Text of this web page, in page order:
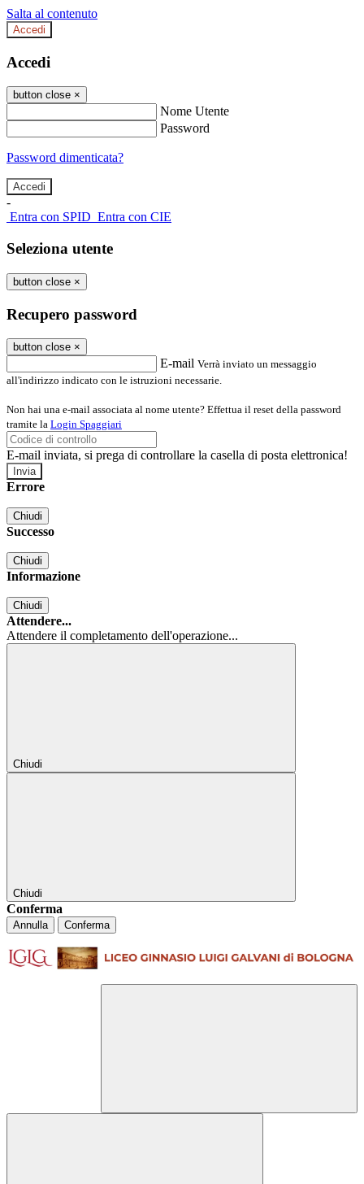
Salta al contenuto
Accedi
Accedi
button close ×
Nome Utente
Password
Password dimenticata?
-
Entra con SPID Entra con CIE
Seleziona utente
button close ×
Recupero password
button close ×
E-mail Verrà inviato un messaggio
all'indirizzo indicato con le istruzioni necessarie.
Non hai una e-mail associata al nome utente? Effettua il reset della password
tramite la Login Spaggiari
E-mail inviata, si prega di controllare la casella di posta elettronica!
Errore
Chiudi
Successo
Chiudi
Informazione
Chiudi
Attendere...
Attendere il completamento dell'operazione...
Chiudi
Chiudi
Conferma
Annulla Conferma